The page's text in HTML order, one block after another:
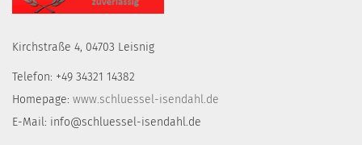
Kirchstraße 4, 04703 Leisnig
Telefon: +49 34321 14382
Homepage: www.schluessel-isendahl.de
E-Mail: info@schluessel-isendahl.de